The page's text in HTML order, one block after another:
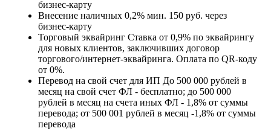
бизнес-карту
Внесение наличных 0,2% мин. 150 руб. через
бизнес-карту
Торговый эквайринг Ставка от 0,9% по эквайрингу
для новых клиентов, заключивших договор
торгового/интернет-эквайринга. Оплата по QR-коду
от 0%.
Перевод на свой счет для ИП До 500 000 рублей в
месяц на свой счет ФЛ - бесплатно; до 500 000
рублей в месяц на счета иных ФЛ - 1,8% от суммы
перевода; от 500 001 рублей в месяц -1,8% от суммы
перевода